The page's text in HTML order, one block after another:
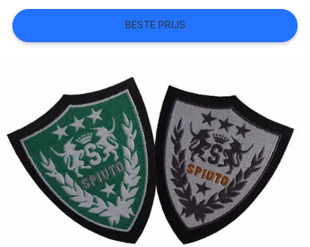
SITEMAP
PRIVACYBELEID
BESTE PRIJS